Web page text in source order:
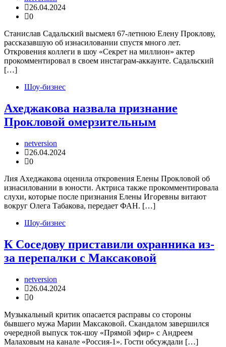
26.04.2024
0
Станислав Садальский высмеял 67-летнюю Елену Проклову,
рассказавшую об изнасиловании спустя много лет.
Откровения коллеги в шоу «Секрет на миллион» актер
прокомментировал в своем инстаграм-аккаунте. Садальский
[…]
Шоу-бизнес
Ахеджакова назвала признание
Прокловой омерзительным
netversion
26.04.2024
0
Лия Ахеджакова оценила откровения Елены Прокловой об
изнасиловании в юности. Актриса также прокомментировала
слухи, которые после признания Елены Игоревны витают
вокруг Олега Табакова, передает ФАН. […]
Шоу-бизнес
К Соседову приставили охранника из-
за перепалки с Максаковой
netversion
26.04.2024
0
Музыкальный критик опасается расправы со стороны
бывшего мужа Марии Максаковой. Скандалом завершился
очередной выпуск ток-шоу «Прямой эфир» с Андреем
Малаховым на канале «Россия-1». Гости обсуждали […]